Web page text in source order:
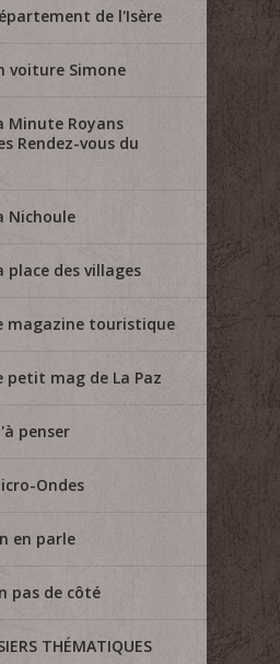
de l'Isère
voiture Simone
Minute Royans
Rendez-vous du
Nichoule
place des villages
magazine touristique
petit mag de La Paz
penser
Ondes
en parle
pas de côté
THÉMATIQUES